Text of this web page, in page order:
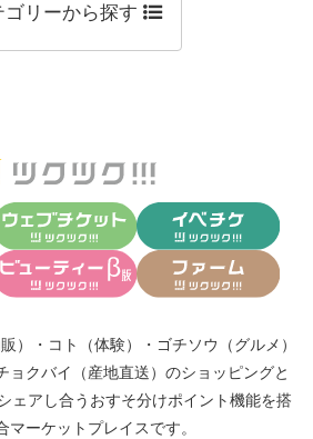
ゴリーから探す
） ・ コト（体験） ・ ゴチソウ（グルメ）
ョクバイ（産地直送） のショッピングと
ェアし合う おすそ分けポイント機能を搭
マーケットプレイスです。